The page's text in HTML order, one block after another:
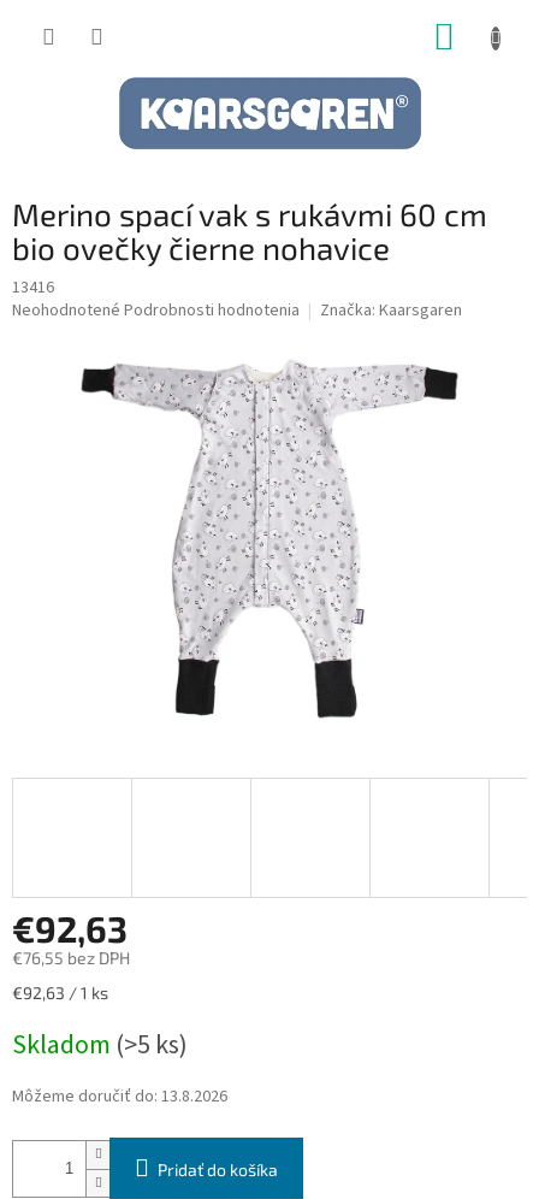
Merino spací vak s rukávmi 60 cm
bio ovečky čierne nohavice
13416
Priemerné
Neohodnotené Podrobnosti hodnotenia Značka: Kaarsgaren
€92,63
€76,55 bez DPH
Jednotková
€92,63 / 1 ks
Skladom (>5 ks)
Môžeme doručiť do: 13.8.2026
Pridať do košíka